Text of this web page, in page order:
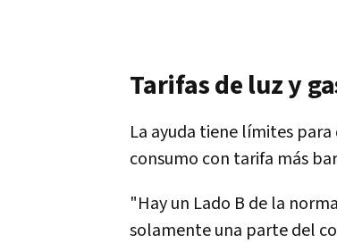
Tarifas de luz y
La ayuda tiene límites para
consumo con tarifa más
"Hay un Lado B de la
solamente una parte del